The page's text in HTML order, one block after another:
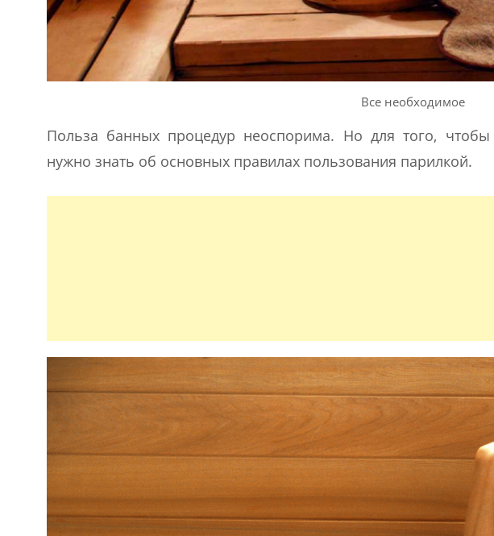
Все необходимое
Польза банных процедур неоспорима. Но для того,
нужно знать об основных правилах пользования парилкой.